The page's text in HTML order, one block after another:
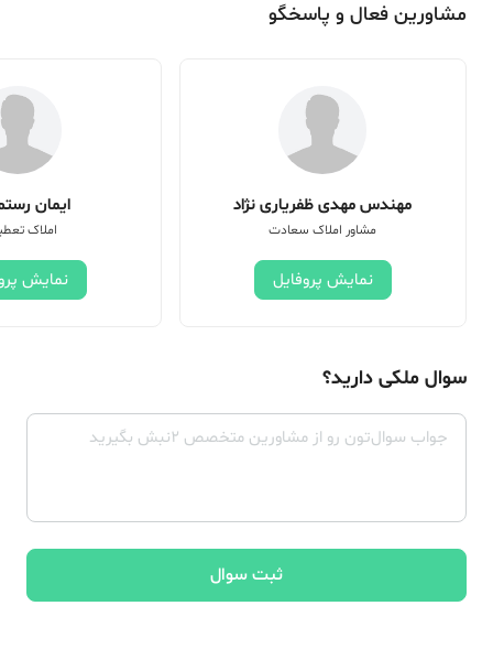
مشاورین فعال و پاسخگو
مهندس مهدی ظفریاری نژاد
مشاور املاک سعادت
نمایش پروفایل
ایمان
املاک
نمایش
سوال ملکی دارید؟
ثبت سوال